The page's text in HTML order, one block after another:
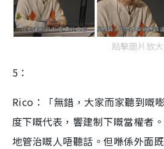
點擊圖片放大
5：
Rico：「無錯，大家而家聽到嘅
度下嘅代表，響建制下嘅當權者
地管治嘅人唔聽話。但喺係外面